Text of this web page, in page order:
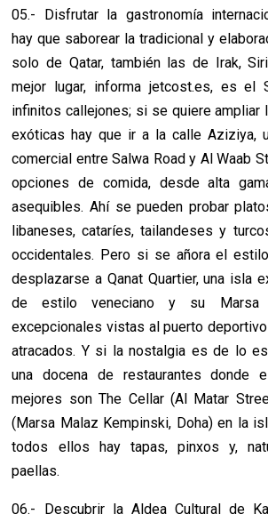
05.- Disfrutar la gastronomía
hay que saborear la tradicional y
solo de Qatar, también las de Irak,
mejor lugar, informa jetcost.es, es el
infinitos callejones; si se quiere ampliar
exóticas hay que ir a la calle Aziziya,
comercial entre Salwa Road y Al Waab
opciones de comida, desde alta
asequibles. Ahí se pueden probar
libaneses, cataríes, tailandeses y
occidentales. Pero si se añora el
desplazarse a Qanat Quartier, una isla
de estilo veneciano y su Marsa
excepcionales vistas al puerto
atracados. Y si la nostalgia es de lo
una docena de restaurantes donde
mejores son The Cellar (Al Matar
(Marsa Malaz Kempinski, Doha) en la
todos ellos hay tapas, pinxos y,
paellas.
06.- Descubrir la Aldea Cultural de